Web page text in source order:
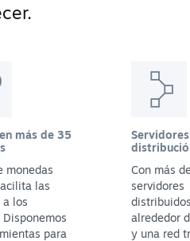
más de 35
monedas
las
a los
para
Con más
servidores
distribuidos
alrededor
y una red